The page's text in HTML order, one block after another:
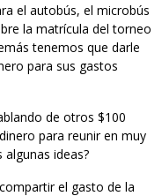
el autobús, el microbús
la matrícula del torneo
tenemos que darle
para sus gastos
de otros $100
para reunir en muy
ideas?
el gasto de la